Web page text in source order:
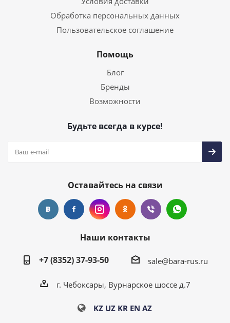
Обработка персональных данных
Пользовательское соглашение
Помощь
Блог
Бренды
Возможности
Будьте всегда в курсе!
Оставайтесь на связи
Наши контакты
+7 (8352) 37-93-50
sale@bara-rus.ru
г. Чебоксары, Вурнарское шоссе д.7
KZ UZ KR EN AZ